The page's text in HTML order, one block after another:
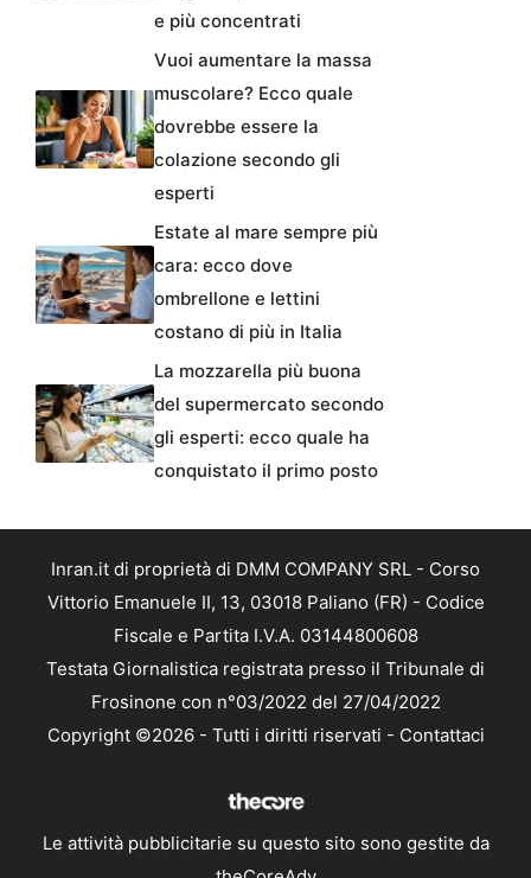
e più concentrati
Vuoi aumentare la massa
muscolare? Ecco quale
dovrebbe essere la
colazione secondo gli
esperti
Estate al mare sempre più
cara: ecco dove
ombrellone e lettini
costano di più in Italia
La mozzarella più buona
del supermercato secondo
gli esperti: ecco quale ha
conquistato il primo posto
Inran.it di proprietà di DMM COMPANY SRL - Corso
Vittorio Emanuele II, 13, 03018 Paliano (FR) - Codice
Fiscale e Partita I.V.A. 03144800608
Testata Giornalistica registrata presso il Tribunale di
Frosinone con n°03/2022 del 27/04/2022
Copyright ©2026 - Tutti i diritti riservati - Contattaci
Le attività pubblicitarie su questo sito sono gestite da